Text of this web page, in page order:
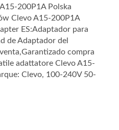
200P1A Polska
Clevo A15-200P1A
ES:Adaptador para
de Adaptador del
compra
adattatore Clevo A15-
Clevo, 100-240V 50-